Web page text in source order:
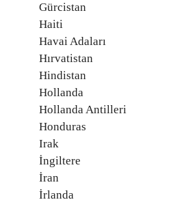
Gürcistan
Haiti
Havai Adaları
Hırvatistan
Hindistan
Hollanda
Hollanda Antilleri
Honduras
Irak
İngiltere
İran
İrlanda